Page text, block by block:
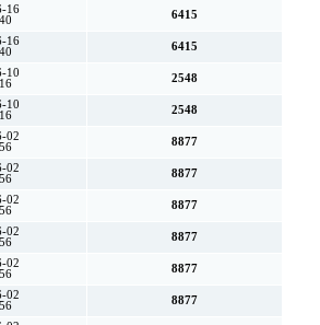
16
6415
16
6415
10
2548
10
2548
02
8877
02
8877
02
8877
02
8877
02
8877
02
8877